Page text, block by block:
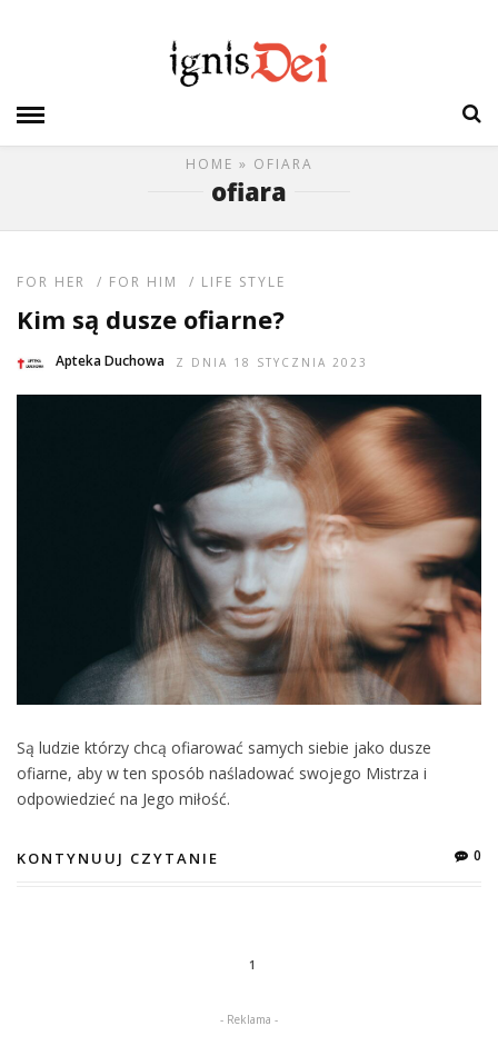
HOME » OFIARA
ofiara
FOR HER / FOR HIM / LIFE STYLE
Kim są dusze ofiarne?
Apteka Duchowa Z DNIA 18 STYCZNIA 2023
Są ludzie którzy chcą ofiarować samych siebie jako dusze
ofiarne, aby w ten sposób naśladować swojego Mistrza i
odpowiedzieć na Jego miłość.
KONTYNUUJ CZYTANIE 0
1
- Reklama -